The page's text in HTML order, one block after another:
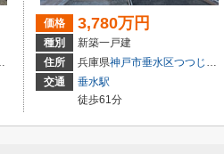
４丁目6-32
価格 3,780万円
種別
新築一戸建
住所
兵庫県神戸市垂水区つつじが丘
交通
垂水駅
徒歩61分